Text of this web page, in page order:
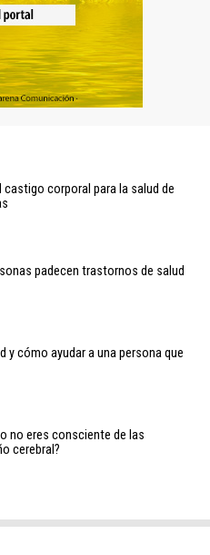
corporal para la salud de
padecen trastornos de salud
y cómo ayudar a una persona que
no eres consciente de las
cerebral?